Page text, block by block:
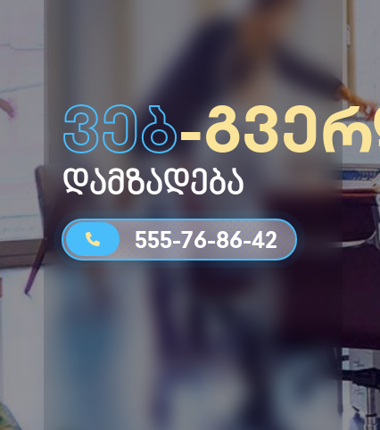
ვებ-
დამზადება
555-76-86-42